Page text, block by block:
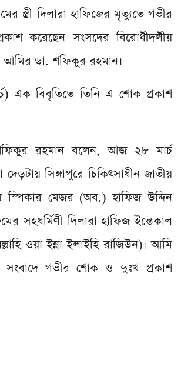
স্ত্রী দিলারা হাফিজের মৃত্যুতে গভীর
করেছেন সংসদের বিরোধীদলীয়
আমির ডা. শফিকুর রহমান।
এক বিবৃতিতে তিনি এ শোক প্রকাশ
রহমান বলেন, আজ ২৮ মার্চ
দেড়টায় সিঙ্গাপুরে চিকিৎসাধীন জাতীয়
স্পিকার মেজর (অব.) হাফিজ উদ্দিন
সহধর্মিণী দিলারা হাফিজ ইন্তেকাল
ওয়া ইন্না ইলাইহি রাজিউন)। আমি
সংবাদে গভীর শোক ও দুঃখ প্রকাশ